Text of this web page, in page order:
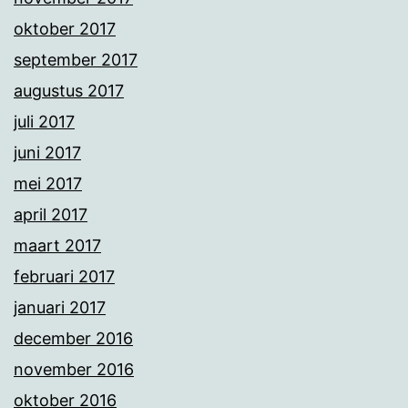
oktober 2017
september 2017
augustus 2017
juli 2017
juni 2017
mei 2017
april 2017
maart 2017
februari 2017
januari 2017
december 2016
november 2016
oktober 2016